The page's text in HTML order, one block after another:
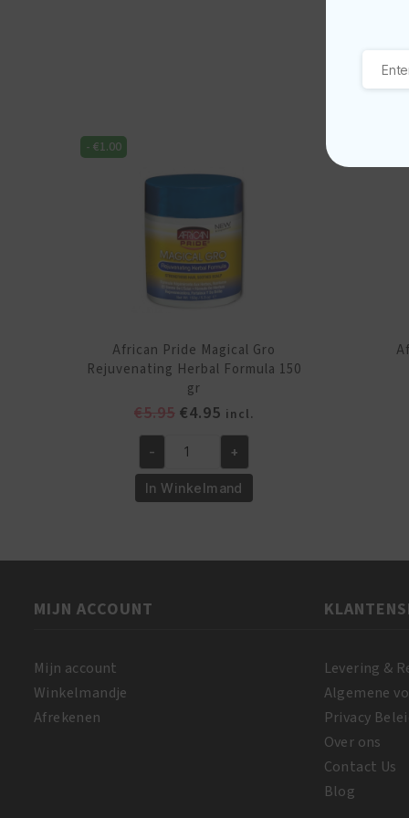
- €1.00
African Pride Magical Gro
Rejuvenating Herbal Formula 150
gr
€5.95 Oorspronkelijke
was:
€5.95.
€4.95Huidige
prijs
is:
€4.95.
incl.
Pride
Magical
150
- +
In Winkelmand
MIJN ACCOUNT
Mijn account
Winkelmandje
Afrekenen
Levering &
Algemene
Privacy
Over ons
Contact Us
Blog